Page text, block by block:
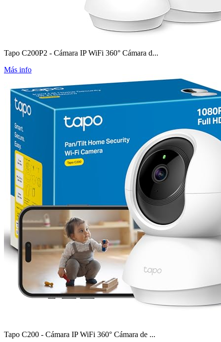
Tapo C200P2 - Cámara IP WiFi 360° Cámara d...
Más info
Tapo C200 - Cámara IP WiFi 360° Cámara de ...